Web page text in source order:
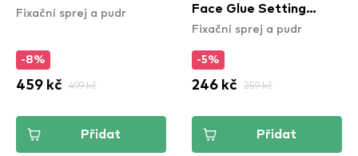
True Beige
Fixační sprej a pudr
-8%
459 kč 499 kč
Přidat
Face Glue Setting
Spray
Fixační sprej a pudr
-5%
246 kč 259 kč
Přidat